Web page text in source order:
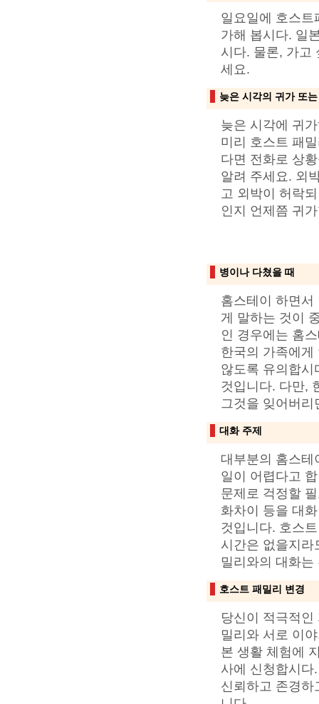
일요일에 호스
가해 봅시다. 일
시다. 물론, 가고
세요.
늦은 시각의 귀가 또
늦은 시각에 귀
미리 호스트 패
다면 전화로 상
알려 주세요. 외
고 외박이 허락
인지 언제쯤 귀
병이나 다쳤을 때
홈스테이 하면
게 말하는 것이
인 경우에는 홈
한국의 가족에
않도록 유의합
것입니다. 다만,
그것을 잊어버
대화 주제
대부분의 홈스
일이 어렵다고
문제로 걱정할
화차이 등을 대
것입니다. 호스
시간은 없을지
밀리와의 대화
호스트 패밀리 변경
당신이 적극적
밀리와 서로 이
본 생활 체험에
사에 신청합시
신뢰하고 존경